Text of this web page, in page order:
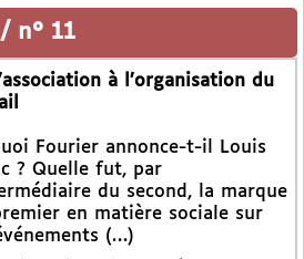
n° 11
à l’organisation du
Fourier annonce-t-il Louis
? Quelle fut, par
du second, la marque
en matière sociale sur
(…)